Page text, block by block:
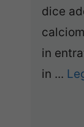
dice
in
in ...